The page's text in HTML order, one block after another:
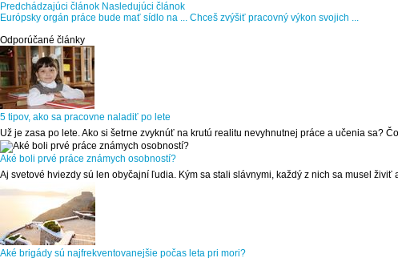
Predchádzajúci článok Nasledujúci článok
Európsky orgán práce bude mať sídlo na ... Chceš zvýšiť pracovný výkon svojich ...
Odporúčané články
5 tipov, ako sa pracovne naladiť po lete
Už je zasa po lete. Ako si šetrne zvyknúť na krutú realitu nevyhnutnej práce a učenia sa?
Aké boli prvé práce známych osobností?
Aj svetové hviezdy sú len obyčajní ľudia. Kým sa stali slávnymi, každý z nich sa musel živiť
Aké brigády sú najfrekventovanejšie počas leta pri mori?